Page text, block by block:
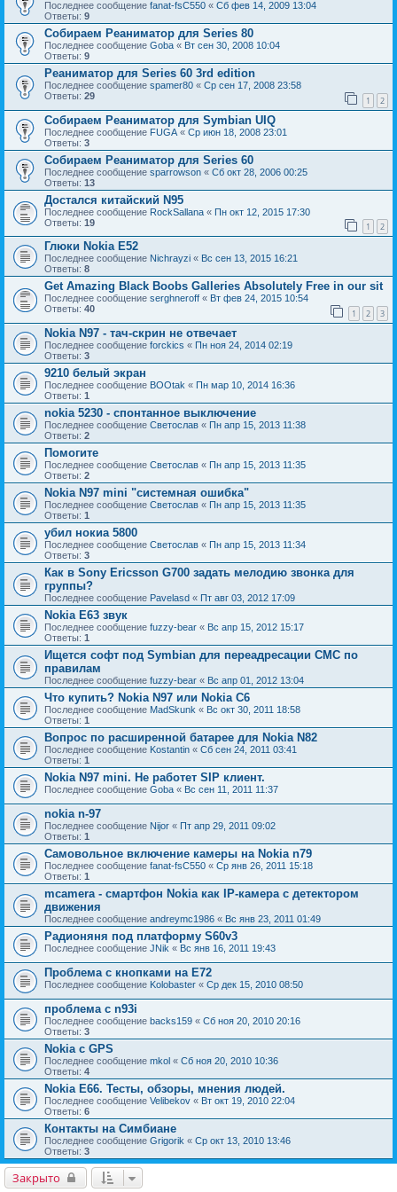
Последнее сообщение fanat-fsC550 « Сб фев 14, 2009 13:04
Ответы: 9
Собираем Реаниматор для Series 80
Последнее сообщение Goba « Вт сен 30, 2008 10:04
Ответы: 9
Реаниматор для Series 60 3rd edition
Последнее сообщение spamer80 « Ср сен 17, 2008 23:58
Ответы: 29 1 2
Собираем Реаниматор для Symbian UIQ
Последнее сообщение FUGA « Ср июн 18, 2008 23:01
Ответы: 3
Собираем Реаниматор для Series 60
Последнее сообщение sparrowson « Сб окт 28, 2006 00:25
Ответы: 13
Достался китайский N95
Последнее сообщение RockSallana « Пн окт 12, 2015 17:30
Ответы: 19 1 2
Глюки Nokia E52
Последнее сообщение Nichrayzi « Вс сен 13, 2015 16:21
Ответы: 8
Get Amazing Black Boobs Galleries Absolutely Free in our sit
Последнее сообщение serghneroff « Вт фев 24, 2015 10:54
Ответы: 40 1 2 3
Nokia N97 - тач-скрин не отвечает
Последнее сообщение forckics « Пн ноя 24, 2014 02:19
Ответы: 3
9210 белый экран
Последнее сообщение BOOtak « Пн мар 10, 2014 16:36
Ответы: 1
nokia 5230 - спонтанное выключение
Последнее сообщение Светослав « Пн апр 15, 2013 11:38
Ответы: 2
Помогите
Последнее сообщение Светослав « Пн апр 15, 2013 11:35
Ответы: 2
Nokia N97 mini "системная ошибка"
Последнее сообщение Светослав « Пн апр 15, 2013 11:35
Ответы: 1
убил нокиа 5800
Последнее сообщение Светослав « Пн апр 15, 2013 11:34
Ответы: 3
Как в Sony Ericsson G700 задать мелодию звонка для
группы?
Последнее сообщение Pavelasd « Пт авг 03, 2012 17:09
Nokia E63 звук
Последнее сообщение fuzzy-bear « Вс апр 15, 2012 15:17
Ответы: 1
Ищется софт под Symbian для переадресации СМС по
правилам
Последнее сообщение fuzzy-bear « Вс апр 01, 2012 13:04
Что купить? Nokia N97 или Nokia C6
Последнее сообщение MadSkunk « Вс окт 30, 2011 18:58
Ответы: 1
Вопрос по расширенной батарее для Nokia N82
Последнее сообщение Kostantin « Сб сен 24, 2011 03:41
Ответы: 1
Nokia N97 mini. Не работет SIP клиент.
Последнее сообщение Goba « Вс сен 11, 2011 11:37
nokia n-97
Последнее сообщение Nijor « Пт апр 29, 2011 09:02
Ответы: 1
Самовольное включение камеры на Nokia n79
Последнее сообщение fanat-fsC550 « Ср янв 26, 2011 15:18
Ответы: 1
mcamera - смартфон Nokia как IP-камера с детектором
движения
Последнее сообщение andreymc1986 « Вс янв 23, 2011 01:49
Радионяня под платформу S60v3
Последнее сообщение JNik « Вс янв 16, 2011 19:43
Проблема с кнопками на Е72
Последнее сообщение Kolobaster « Ср дек 15, 2010 08:50
проблема с n93i
Последнее сообщение backs159 « Сб ноя 20, 2010 20:16
Ответы: 3
Nokia с GPS
Последнее сообщение mkol « Сб ноя 20, 2010 10:36
Ответы: 4
Nokia E66. Тесты, обзоры, мнения людей.
Последнее сообщение Velibekov « Вт окт 19, 2010 22:04
Ответы: 6
Контакты на Симбиане
Последнее сообщение Grigorik « Ср окт 13, 2010 13:46
Ответы: 3
Закрыто